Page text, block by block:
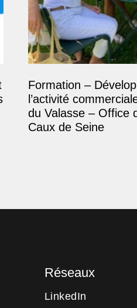
Formation –
l’activité
du Valasse – Office
Caux de Seine
Réseaux
LinkedIn